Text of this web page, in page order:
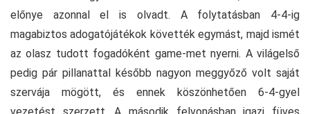
előnye azonnal el is olvadt. A folytatásban 4-4-ig
magabiztos adogatójátékok követték egymást, majd ismét
az olasz tudott fogadóként game-met nyerni. A világelső
pedig pár pillanattal később nagyon meggyőző volt saját
szervája mögött, és ennek köszönhetően 6-4-gyel